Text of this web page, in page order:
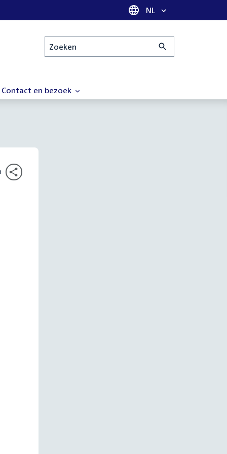
Taal selectie
NL
Zoeken
Contact en bezoek